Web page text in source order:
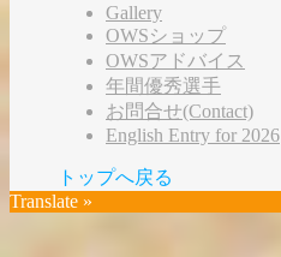
Gallery
OWSショップ
OWSアドバイス
年間優秀選手
お問合せ(Contact)
English Entry for 2026
トップへ戻る
Translate »